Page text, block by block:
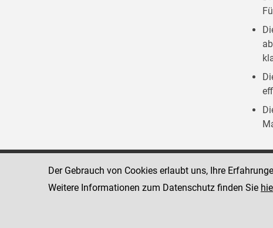
Strafvollzugsakademie
www.justiz.gv.at/stak
1080 Wien
Telefon: +43 1
Der Gebrauch von Cookies erlaubt uns, Ihre
Weitere Informationen zum Datenschutz finden Sie